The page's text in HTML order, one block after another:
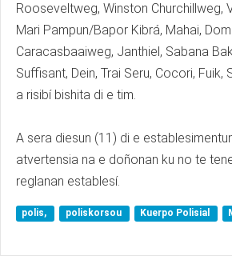
Rooseveltweg, Winston Churchillweg,
Mari Pampun/Bapor Kibrá, Mahai,
Caracasbaaiweg, Janthiel, Sabana
Suffisant, Dein, Trai Seru, Cocori, Fuik,
a risibí bishita di e tim.
A sera diesun (11) di e
atvertensia na e doñonan ku no te
reglanan establesí.
polis, poliskorsou Kuerpo Polisial